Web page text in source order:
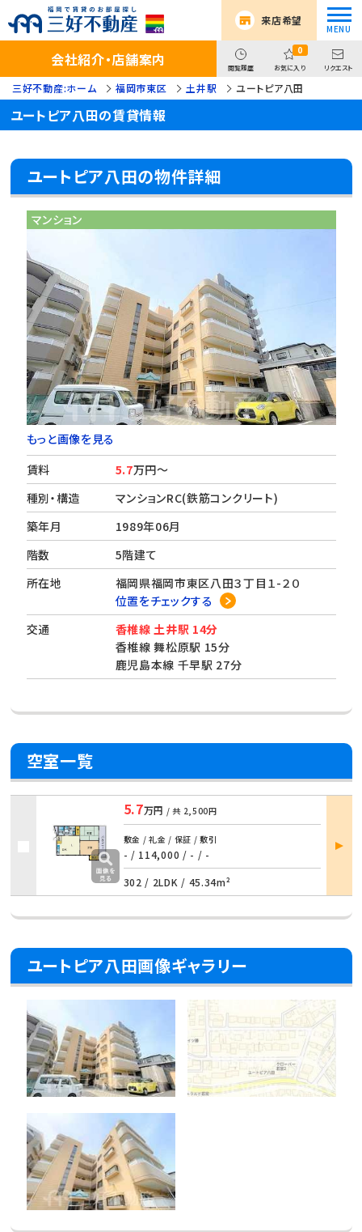
来店希望
会社紹介・店舗案内 閲覧履歴
0
お気に入り リクエスト
三好不動産:ホーム 福岡市東区 土井駅 ユートピア八田
ユートピア八田の賃貸情報
ユートピア八田の物件詳細
マンション
もっと画像を見る
賃料
5.7万円～
種別・構造
マンションRC(鉄筋コンクリート)
築年月
1989年06月
階数
5階建て
所在地
福岡県福岡市東区八田３丁目１-２０
位置をチェックする
交通
香椎線 土井駅 14分
香椎線 舞松原駅 15分
鹿児島本線 千早駅 27分
空室一覧
5.7万円 / 共 2,500円
敷金 / 礼金 / 保証 / 敷引
- / 114,000 / - / -
302 / 2LDK / 45.34m²
部屋
詳細
ユートピア八田画像ギャラリー